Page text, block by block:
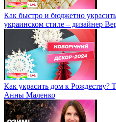
Как быстро и бюджетно
украинском стиле – дизайнер
Как украсить дом к Рождеству?
Анны Маленко